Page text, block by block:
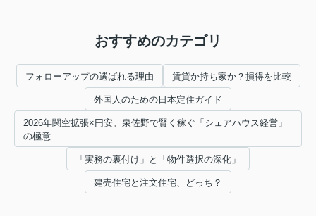
おすすめのカテゴリ
フォローアップの選ばれる理由 賃貸か持ち家か？損得を比較
外国人のための日本定住ガイド
2026年関空拡張×円安。泉佐野で賢く稼ぐ「シェアハウス経営」
の極意
「実務の裏付け」と「物件選択の深化」
建売住宅と注文住宅、どっち？